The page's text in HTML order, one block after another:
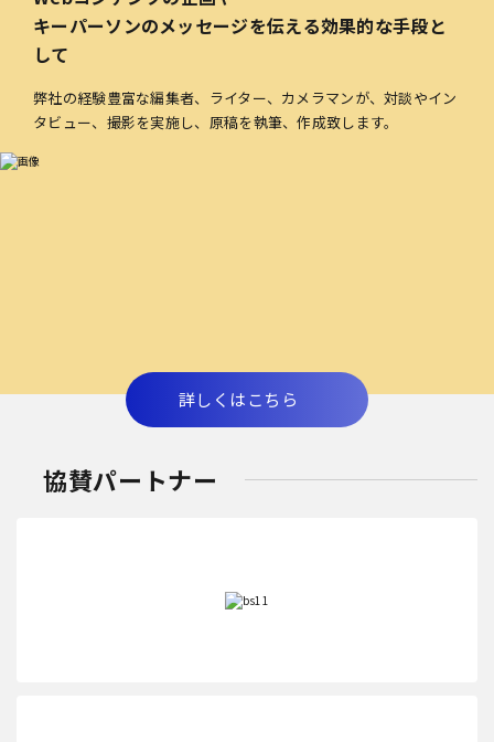
キーパーソンのメッセージを伝える効果的な手段と
して
弊社の経験豊富な編集者、ライター、カメラマンが、対談やイン
タビュー、撮影を実施し、原稿を執筆、作成致します。
詳しくはこちら
協賛パートナー